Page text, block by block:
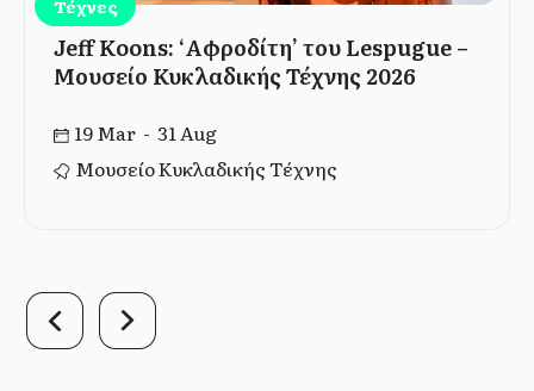
Τέχνες
Jeff Koons: ‘Αφροδίτη’ του Lespugue –
Μουσείο Κυκλαδικής Τέχνης 2026
19 Mar - 31 Aug
Μουσείο Κυκλαδικής Τέχνης